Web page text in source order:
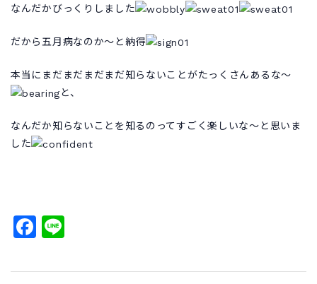
なんだかびっくりしました
だから五月病なのか～と納得
本当にまだまだまだまだ知らないことがたっくさんあるな～
と、
なんだか知らないことを知るのってすごく楽しいな～と思いま
した
Facebook